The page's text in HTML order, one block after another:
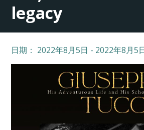
legacy
日期： 2022年8月5日 - 2022年8月5